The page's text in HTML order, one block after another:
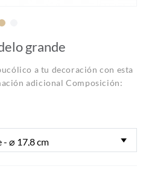
grande
a tu decoración con esta
adicional Composición: